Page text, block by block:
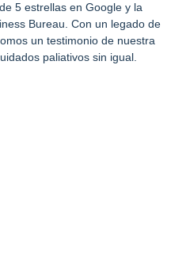
5 estrellas en Google y la
Bureau. Con un legado de
un testimonio de nuestra
paliativos sin igual.